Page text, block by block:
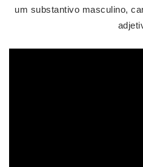
um substantivo masculino,